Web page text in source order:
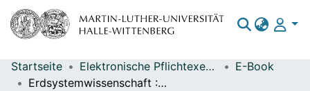
Bereiche & Sammlungen
Startseite Elektronische Pflichtexemplare
E-Book
Erdsystemwissenschaft : Forschung für eine Erde im Wandel / Herausgeber: Deutsche Akademie der Naturforscher Leopoldina e.V. - Nationale Akademie der Wissenschaften ; Redaktion: Prof. Dr. Onno Oncken, Prof. Dr. Friedhelm von Blanckenburg, Prof. Dr. Gerhard Wörner, Prof. Dr. Peter Schlosser ; redaktionelle Begleitung: Dr. Christian Anton, Johannes Mengel, Dr. Henning Steinicke, Dr. Sebastian Wetterich